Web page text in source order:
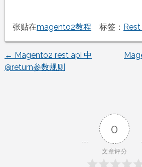
张贴在magento2教程 标签： Rest
文
← Magento2 rest api 中
@return参数规则
0
文章评分